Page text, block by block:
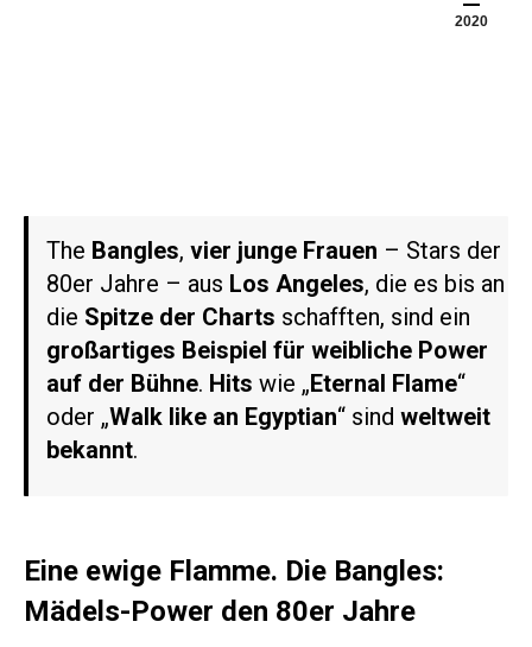
2020
The Bangles, vier junge Frauen – Stars der
80er Jahre – aus Los Angeles, die es bis an
die Spitze der Charts schafften, sind ein
großartiges Beispiel für weibliche Power
auf der Bühne. Hits wie „Eternal Flame“
oder „Walk like an Egyptian“ sind weltweit
bekannt.
Eine ewige Flamme. Die Bangles:
Mädels-Power den 80er Jahre